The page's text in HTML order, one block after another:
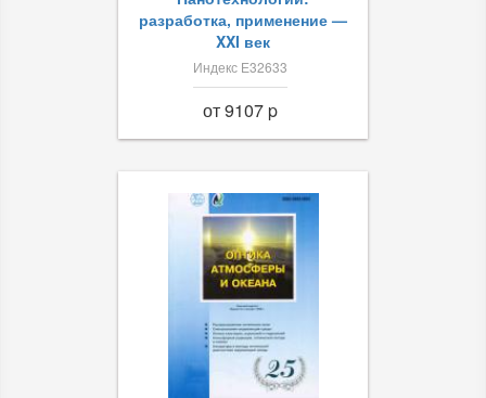
разработка, применение —
XXI век
Индекс Е32633
от 9107 p